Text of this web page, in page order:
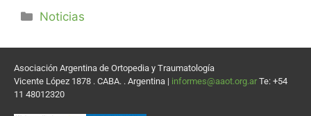
Noticias
Asociación Argentina de Ortopedia y Traumatología
Vicente López 1878 . CABA. . Argentina | informes@aaot.org.ar Te: +54
11 48012320